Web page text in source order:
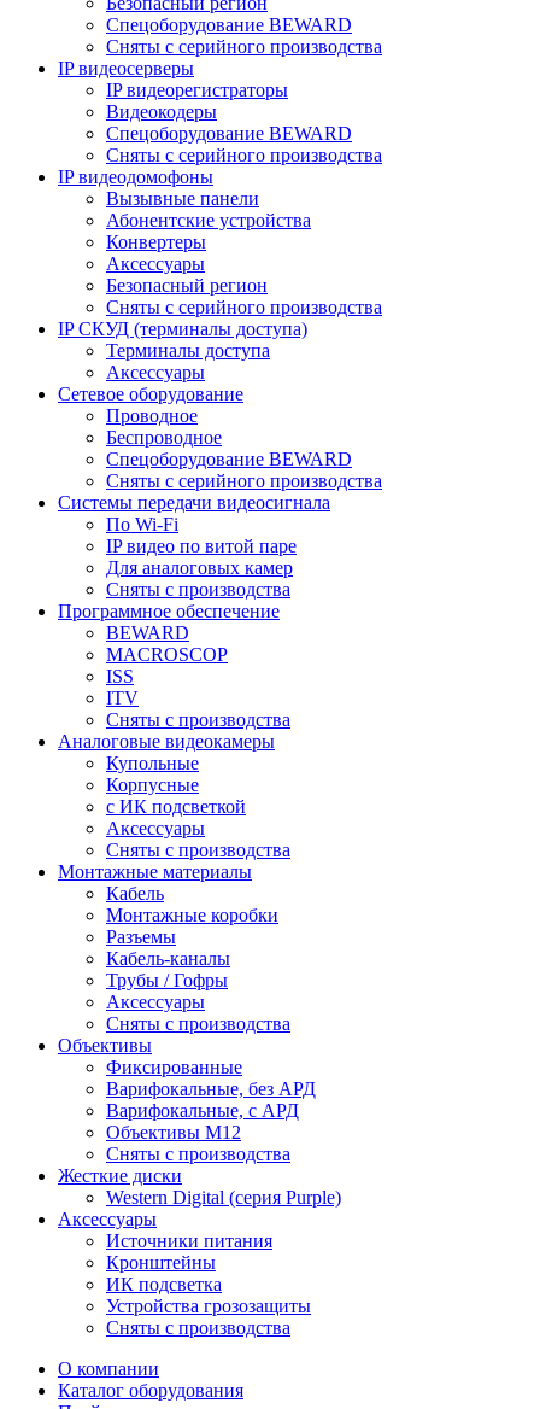
Спецоборудование BEWARD
Сняты с серийного производства
IP видеосерверы
IP видеорегистраторы
Видеокодеры
Спецоборудование BEWARD
Сняты с серийного производства
IP видеодомофоны
Вызывные панели
Абонентские устройства
Конвертеры
Аксессуары
Безопасный регион
Сняты с серийного производства
IP СКУД (терминалы доступа)
Терминалы доступа
Аксессуары
Сетевое оборудование
Проводное
Беспроводное
Спецоборудование BEWARD
Сняты с серийного производства
Системы передачи видеосигнала
По Wi-Fi
IP видео по витой паре
Для аналоговых камер
Сняты с производства
Программное обеспечение
BEWARD
MACROSCOP
ISS
ITV
Сняты с производства
Аналоговые видеокамеры
Купольные
Корпусные
c ИК подсветкой
Аксессуары
Сняты с производства
Монтажные материалы
Кабель
Монтажные коробки
Разъемы
Кабель-каналы
Трубы / Гофры
Аксессуары
Сняты с производства
Объективы
Фиксированные
Варифокальные, без АРД
Варифокальные, с АРД
Объективы M12
Сняты с производства
Жесткие диски
Western Digital (серия Purple)
Аксессуары
Источники питания
Кронштейны
ИК подсветка
Устройства грозозащиты
Сняты с производства
О компании
Каталог оборудования